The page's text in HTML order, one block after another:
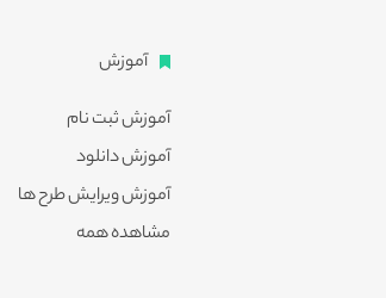
آموزش
آموزش ثبت نام
آموزش دانلود
آموزش ویرایش طرح ها
مشاهده همه